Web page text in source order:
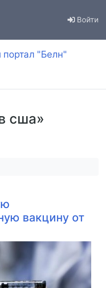
Войти
"Белн"
сша»
вакцину от